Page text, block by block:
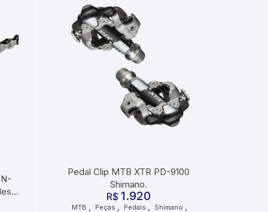
Pedal Clip MTB XTR PD-9100
Shimano.
R$ 1.920
MTB Peças Pedais Shimano